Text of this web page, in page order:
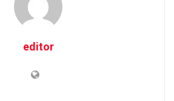
editor